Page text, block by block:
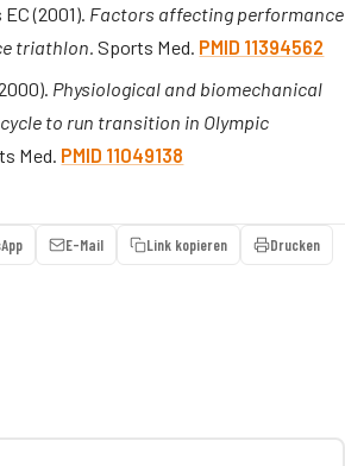
(2001). Factors affecting performance
triathlon. Sports Med. PMID 11394562
Physiological and biomechanical
to run transition in Olympic
Med. PMID 11049138
E-Mail Link kopieren Drucken